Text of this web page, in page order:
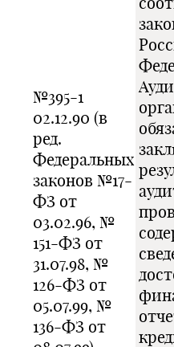
№395-1
02.12.90 (в
ред.
Федеральных
законов №17-
ФЗ от
03.02.96, №
151-ФЗ от
31.07.98, №
126-ФЗ от
05.07.99, №
136-ФЗ от